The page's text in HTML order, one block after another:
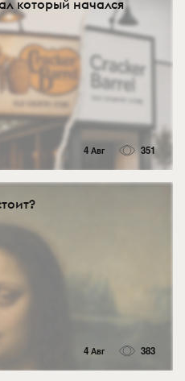
который начался
4 Авг 351
4 Авг 383